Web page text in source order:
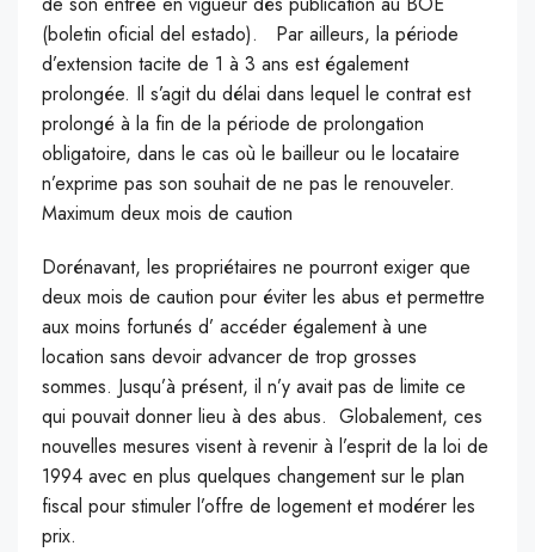
(boletin oficial del estado). Par ailleurs, la période
d’extension tacite de 1 à 3 ans est également
prolongée. Il s’agit du délai dans lequel le contrat est
prolongé à la fin de la période de prolongation
obligatoire, dans le cas où le bailleur ou le locataire
n’exprime pas son souhait de ne pas le renouveler.
Maximum deux mois de caution
Dorénavant, les propriétaires ne pourront exiger que
deux mois de caution pour éviter les abus et permettre
aux moins fortunés d’ accéder également à une
location sans devoir advancer de trop grosses
sommes. Jusqu’à présent, il n’y avait pas de limite ce
qui pouvait donner lieu à des abus. Globalement, ces
nouvelles mesures visent à revenir à l’esprit de la loi de
1994 avec en plus quelques changement sur le plan
fiscal pour stimuler l’offre de logement et modérer les
prix.